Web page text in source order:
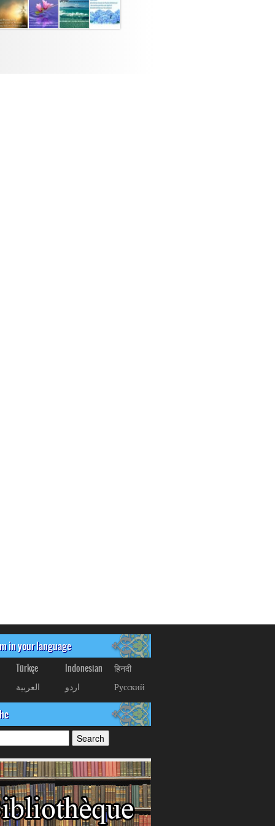
in your language
Türkçe Indonesian
हिनदी
العربیة
اردو Русский